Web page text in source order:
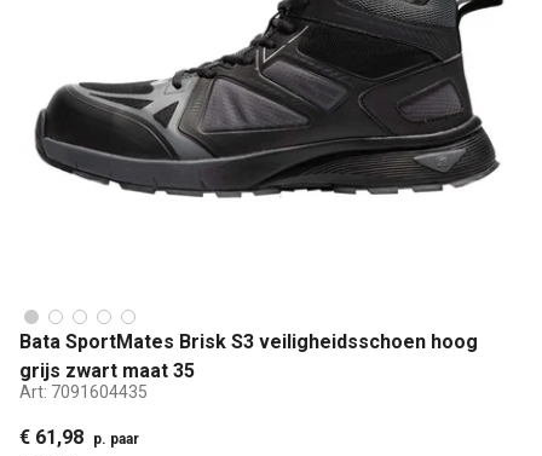
Bata SportMates Brisk S3 veiligheidsschoen hoog
grijs zwart maat 35
Art: 7091604435
€ 61,98 p. paar